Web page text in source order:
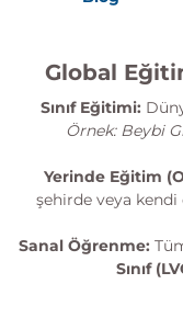
Global
Sınıf Eğitimi:
Örnek: Beybi
Yerinde Eğitim
şehirde veya
Sanal Öğrenme:
Sınıf